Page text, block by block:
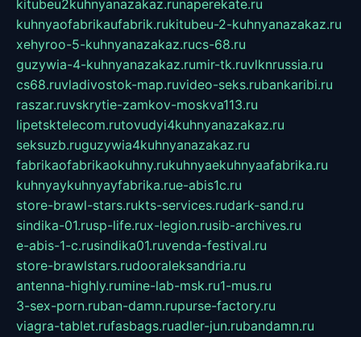
kitubeu2kuhnyanazakaz.runaperekate.ru
kuhnyaofabrikaufabrik.rukitubeu-2-kuhnyanazakaz.ru
xehyroo-5-kuhnyanazakaz.rucs-68.ru
guzywia-4-kuhnyanazakaz.rumir-tk.ruvlknrussia.ru
cs68.ruvladivostok-map.ruvideo-seks.rubankaribi.ru
raszar.ruvskrytie-zamkov-moskva113.ru
lipetsktelecom.rutovudyi4kuhnyanazakaz.ru
seksuzb.ruguzywia4kuhnyanazakaz.ru
fabrikaofabrikaokuhny.rukuhnyaekuhnyaafabrika.ru
kuhnyaykuhnyayfabrika.rue-abis1c.ru
store-brawl-stars.rukts-services.rudark-sand.ru
sindika-01.rusp-life.rux-legion.rusib-archives.ru
e-abis-1-c.rusindika01.ruvenda-festival.ru
store-brawlstars.rudooraleksandria.ru
antenna-highly.rumine-lab-msk.ru1-mus.ru
3-sex-porn.ruban-damn.rupurse-factory.ru
viagra-tablet.rufasbags.ruadler-jun.rubandamn.ru